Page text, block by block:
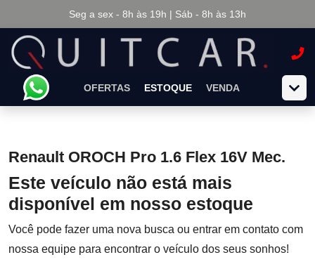
Seg a sex - 8h às 19h | Sáb - 8h às 13h
OFERTAS ESTOQUE VENDA
Renault OROCH Pro 1.6 Flex 16V Mec.
Este veículo não está mais
disponível em nosso estoque
Você pode fazer uma nova busca ou entrar em contato com
nossa equipe para encontrar o veículo dos seus sonhos!